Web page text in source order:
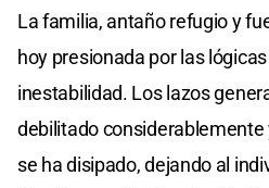
La familia, antaño refugio y
hoy presionada por las
inestabilidad. Los lazos
debilitado
se ha disipado, dejando al